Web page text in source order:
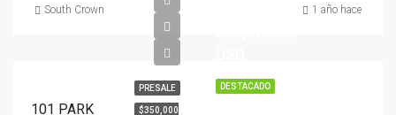
South Crown 1 año hace
DESTACADO
PRESALE
$350,000
101 PARK